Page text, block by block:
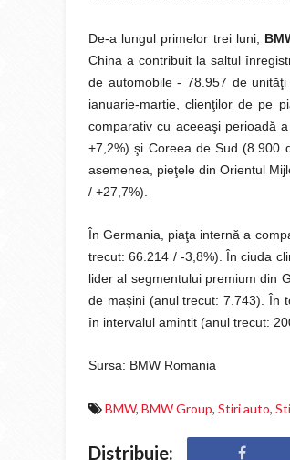
De-a lungul primelor trei luni,
China a contribuit la saltul
de automobile - 78.957 de
ianuarie-martie, clienţilor de pe
comparativ cu aceeaşi perioadă
+7,2%) şi Coreea de Sud (8.900
asemenea, pieţele din Orientul
/ +27,7%).
În Germania, piaţa internă a
trecut: 66.214 / -3,8%). În ciuda
lider al segmentului premium din
de maşini (anul trecut: 7.743). În
în intervalul amintit (anul trecut:
Sursa: BMW Romania
BMW, BMW Group, Stiri auto,
Distribuie: